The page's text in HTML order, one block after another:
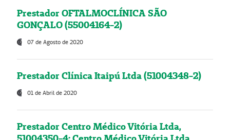
Prestador OFTALMOCLÍNICA SÃO
GONÇALO (55004164-2)
07 de Agosto de 2020
Prestador Clínica Itaipú Ltda (51004348-2)
01 de Abril de 2020
Prestador Centro Médico Vitória Ltda,